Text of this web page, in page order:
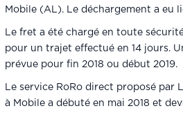
Mobile (AL). Le déchargement a eu
Le fret a été chargé en toute
pour un trajet effectué en 14 jours.
prévue pour fin 2018 ou début 2019.
Le service RoRo direct proposé par
à Mobile a débuté en mai 2018 et